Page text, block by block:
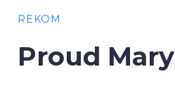
REKOM
Proud Mary